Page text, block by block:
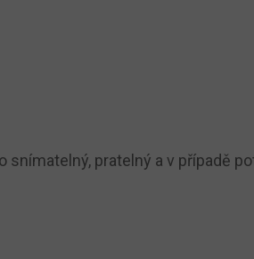
pratelný a v případě